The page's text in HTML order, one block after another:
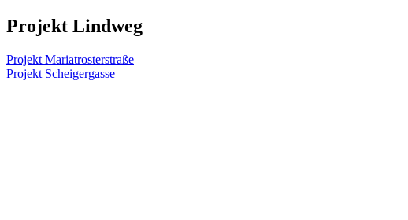
Projekt Lindweg
Beitragsnavigation
Projekt Mariatrosterstraße
Projekt Scheigergasse